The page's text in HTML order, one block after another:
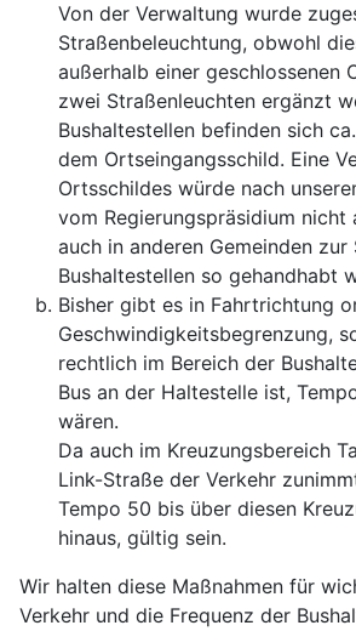
Von der Verwaltung wurde
Straßenbeleuchtung, obwohl
außerhalb einer geschlossenen
zwei Straßenleuchten ergänzt
Bushaltestellen befinden sich
dem Ortseingangsschild. Eine
Ortsschildes würde nach
vom Regierungspräsidium nicht
auch in anderen Gemeinden zur
Bushaltestellen so gehandhabt
Bisher gibt es in Fahrtrichtung
Geschwindigkeitsbegrenzung,
rechtlich im Bereich der
Bus an der Haltestelle ist,
wären.
Da auch im Kreuzungsbereich
Link-Straße der Verkehr
Tempo 50 bis über diesen
hinaus, gültig sein.
Wir halten diese Maßnahmen für
Verkehr und die Frequenz der